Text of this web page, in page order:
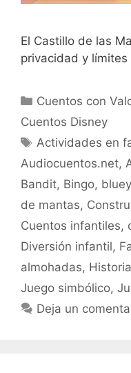
El Castillo de las
privacidad y límites
Categorías
Cuentos con
Cuentos Disney
Etiquetas
Actividades en
Audiocuentos.net,
Bandit, Bingo, bluey
de mantas,
Cuentos infantiles,
Diversión infantil,
almohadas,
Juego simbólico,
Deja un